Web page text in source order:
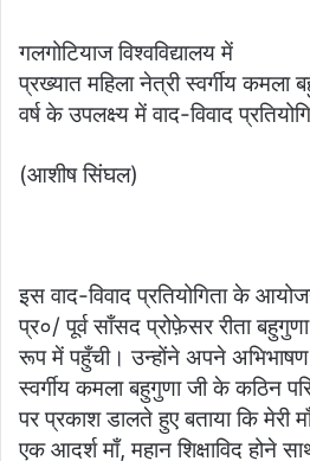
गलगोटियाज विश्वविद्यालय में
प्रख्यात महिला नेत्री स्वर्गीय कमला
वर्ष के उपलक्ष्य में वाद-विवाद
(आशीष सिंघल)
इस वाद-विवाद प्रतियोगिता के
प्र०/ पूर्व साँसद प्रोफ़ेसर रीता
रूप में पहुँची। उन्होंने अपने अभिभाषण
स्वर्गीय कमला बहुगुणा जी के कठिन
पर प्रकाश डालते हुए बताया कि मेरी
एक आदर्श माँ, महान शिक्षाविद होने